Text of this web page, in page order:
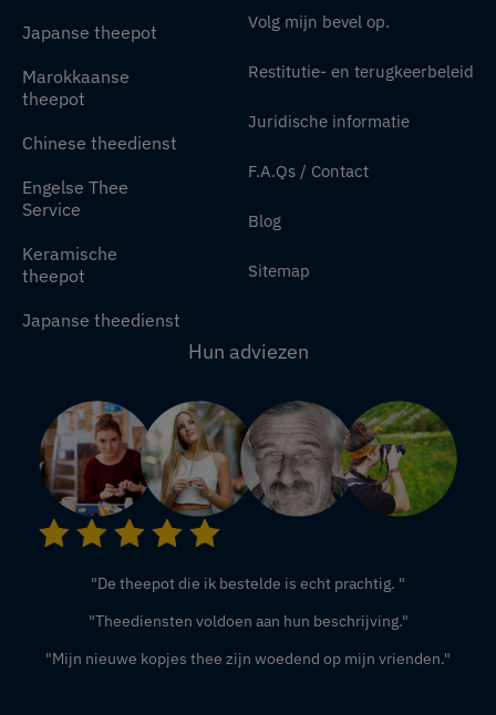
Japanse theepot
Marokkaanse
theepot
Chinese theedienst
Engelse Thee
Service
Keramische
theepot
Japanse theedienst
Volg mijn bevel op.
Restitutie- en terugkeerbeleid
Juridische informatie
F.A.Qs / Contact
Blog
Sitemap
Hun adviezen
"De theepot die ik bestelde is echt prachtig. "
"Theediensten voldoen aan hun beschrijving."
"Mijn nieuwe kopjes thee zijn woedend op mijn vrienden."